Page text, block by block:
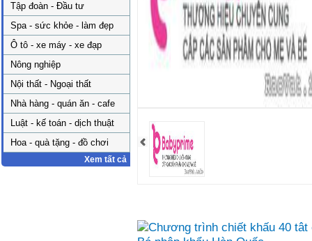
Tập đoàn - Đầu tư
Spa - sức khỏe - làm đẹp
Ô tô - xe máy - xe đạp
Nông nghiệp
Nội thất - Ngoại thất
Nhà hàng - quán ăn - cafe
Luật - kế toán - dịch thuật
Hoa - quà tặng - đồ chơi
Xem tất cả